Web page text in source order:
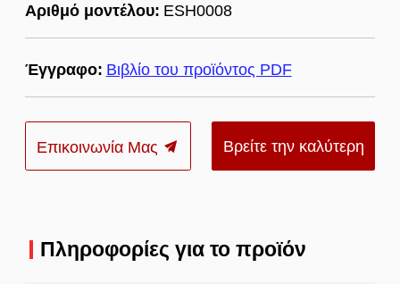
Αριθμό μοντέλου: ESH0008
Έγγραφο: Βιβλίο του προϊόντος PDF
Επικοινωνία Μας Βρείτε την καλύτερη
Πληροφορίες για το προϊόν